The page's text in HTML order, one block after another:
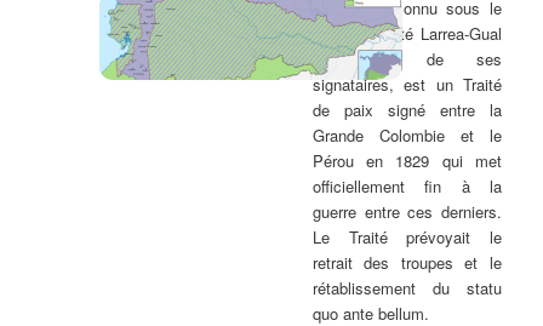
également connu sous le
nom de Traité Larrea-Gual
du nom de ses
signataires, est un Traité
de paix signé entre la
Grande Colombie et le
Pérou en 1829 qui met
officiellement fin à la
guerre entre ces derniers.
Le Traité prévoyait le
retrait des troupes et le
rétablissement du statu
quo ante bellum.